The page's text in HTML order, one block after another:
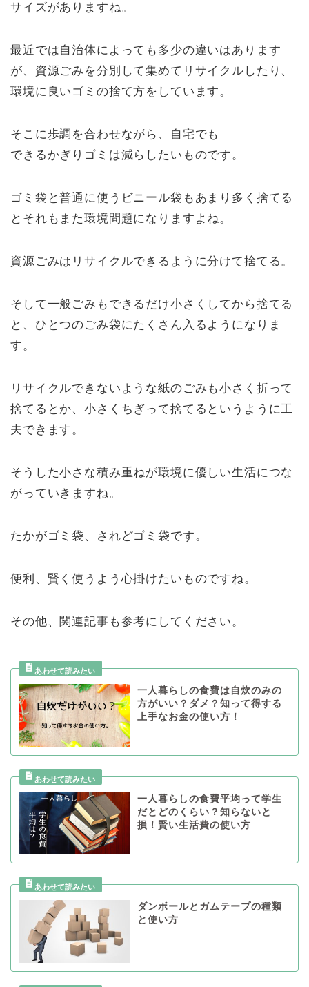
サイズがありますね。
最近では自治体によっても多少の違いはあります
が、資源ごみを分別して集めてリサイクルしたり、
環境に良いゴミの捨て方をしています。
そこに歩調を合わせながら、自宅でも
できるかぎりゴミは減らしたいものです。
ゴミ袋と普通に使うビニール袋もあまり多く捨てる
とそれもまた環境問題になりますよね。
資源ごみはリサイクルできるように分けて捨てる。
そして一般ごみもできるだけ小さくしてから捨てる
と、ひとつのごみ袋にたくさん入るようになりま
す。
リサイクルできないような紙のごみも小さく折って
捨てるとか、小さくちぎって捨てるというように工
夫できます。
そうした小さな積み重ねが環境に優しい生活につな
がっていきますね。
たかがゴミ袋、されどゴミ袋です。
便利、賢く使うよう心掛けたいものですね。
その他、関連記事も参考にしてください。
一人暮らしの食費は自炊のみの
方がいい？ダメ？知って得する
上手なお金の使い方！
一人暮らしの食費平均って学生
だとどのくらい？知らないと
損！賢い生活費の使い方
ダンボールとガムテープの種類
と使い方